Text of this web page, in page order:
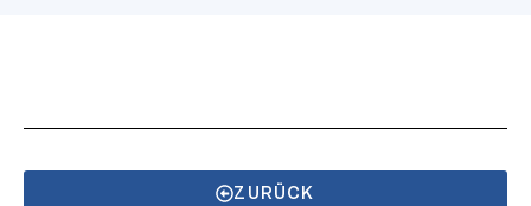
ZURÜCK